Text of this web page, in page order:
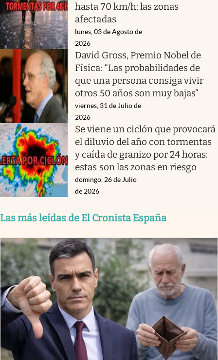
hasta 70 km/h: las zonas
afectadas
lunes, 03 de Agosto de
2026
David Gross, Premio Nobel de
Física: “Las probabilidades de
que una persona consiga vivir
otros 50 años son muy bajas”
viernes, 31 de Julio de
2026
Se viene un ciclón que provocará
el diluvio del año con tormentas
y caída de granizo por 24 horas:
estas son las zonas en riesgo
domingo, 26 de Julio
de 2026
Las más leídas de El Cronista España